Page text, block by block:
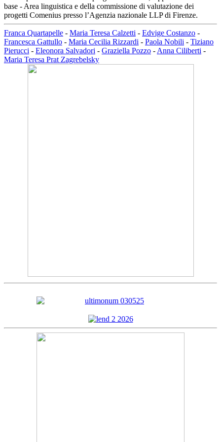
base - Area linguistica e della commissione di valutazione dei
progetti Comenius presso l’Agenzia nazionale LLP di Firenze.
Franca Quartapelle - Maria Teresa Calzetti - Edvige Costanzo -
Francesca Gattullo - Maria Cecilia Rizzardi - Paola Nobili - Tiziano
Pierucci - Eleonora Salvadori - Graziella Pozzo - Anna Ciliberti -
Maria Teresa Prat Zagrebelsky